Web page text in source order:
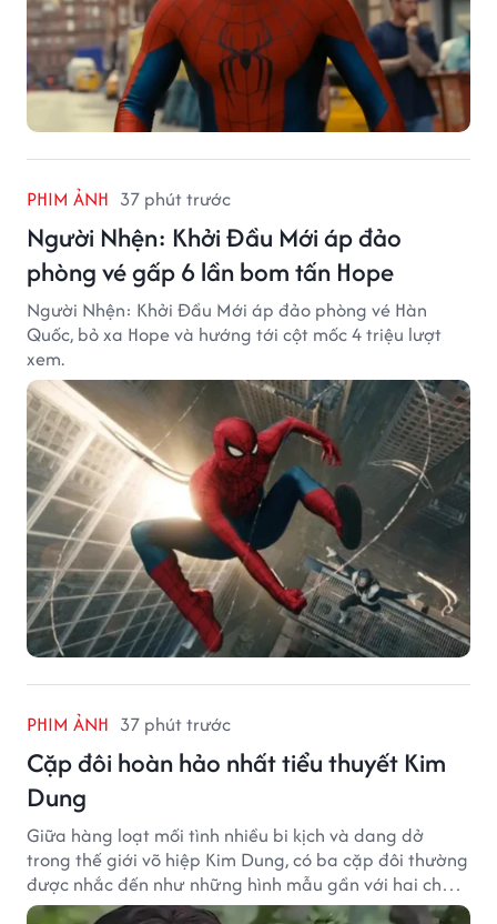
PHIM ẢNH 37 phút trước
Người Nhện: Khởi Đầu Mới áp đảo
phòng vé gấp 6 lần bom tấn Hope
Người Nhện: Khởi Đầu Mới áp đảo phòng vé Hàn
Quốc, bỏ xa Hope và hướng tới cột mốc 4 triệu lượt
xem.
PHIM ẢNH 37 phút trước
Cặp đôi hoàn hảo nhất tiểu thuyết Kim
Dung
Giữa hàng loạt mối tình nhiều bi kịch và dang dở
trong thế giới võ hiệp Kim Dung, có ba cặp đôi thường
được nhắc đến như những hình mẫu gần với hai chữ
"viên mãn" nhất.